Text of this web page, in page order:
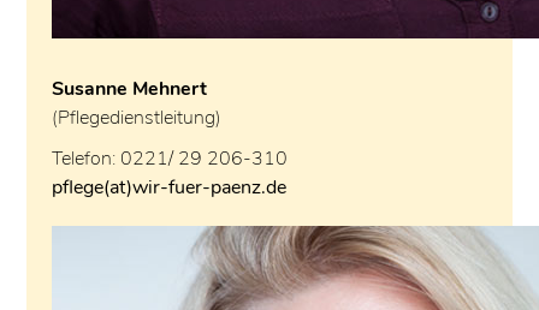
Susanne Mehnert
(Pflegedienstleitung)
Telefon: 0221/ 29 206-310
pflege(at)wir-fuer-paenz.de